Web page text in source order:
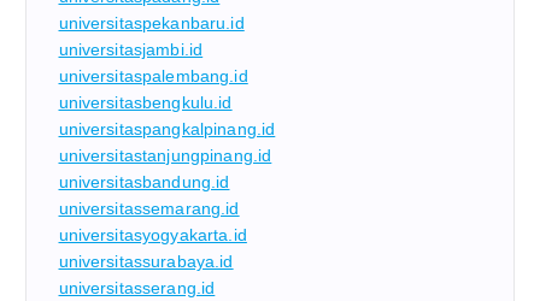
universitaspekanbaru.id
universitasjambi.id
universitaspalembang.id
universitasbengkulu.id
universitaspangkalpinang.id
universitastanjungpinang.id
universitasbandung.id
universitassemarang.id
universitasyogyakarta.id
universitassurabaya.id
universitasserang.id